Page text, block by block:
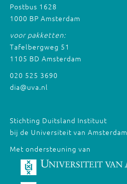
Postbus 1628
1000 BP Amsterdam
voor pakketten:
Tafelbergweg 51
1105 BD Amsterdam
020 525 3690
dia@uva.nl
Stichting Duitsland Instituut
bij de Universiteit van Amsterdam
Met ondersteuning van